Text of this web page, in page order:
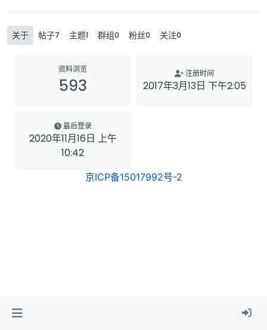
关于 帖子7 主题1 群组0 粉丝0 关注0
资料浏览
593
注册时间
2017年3月13日 下午2:05
最后登录
2020年11月16日 上午
10:42
京ICP备15017992号-2